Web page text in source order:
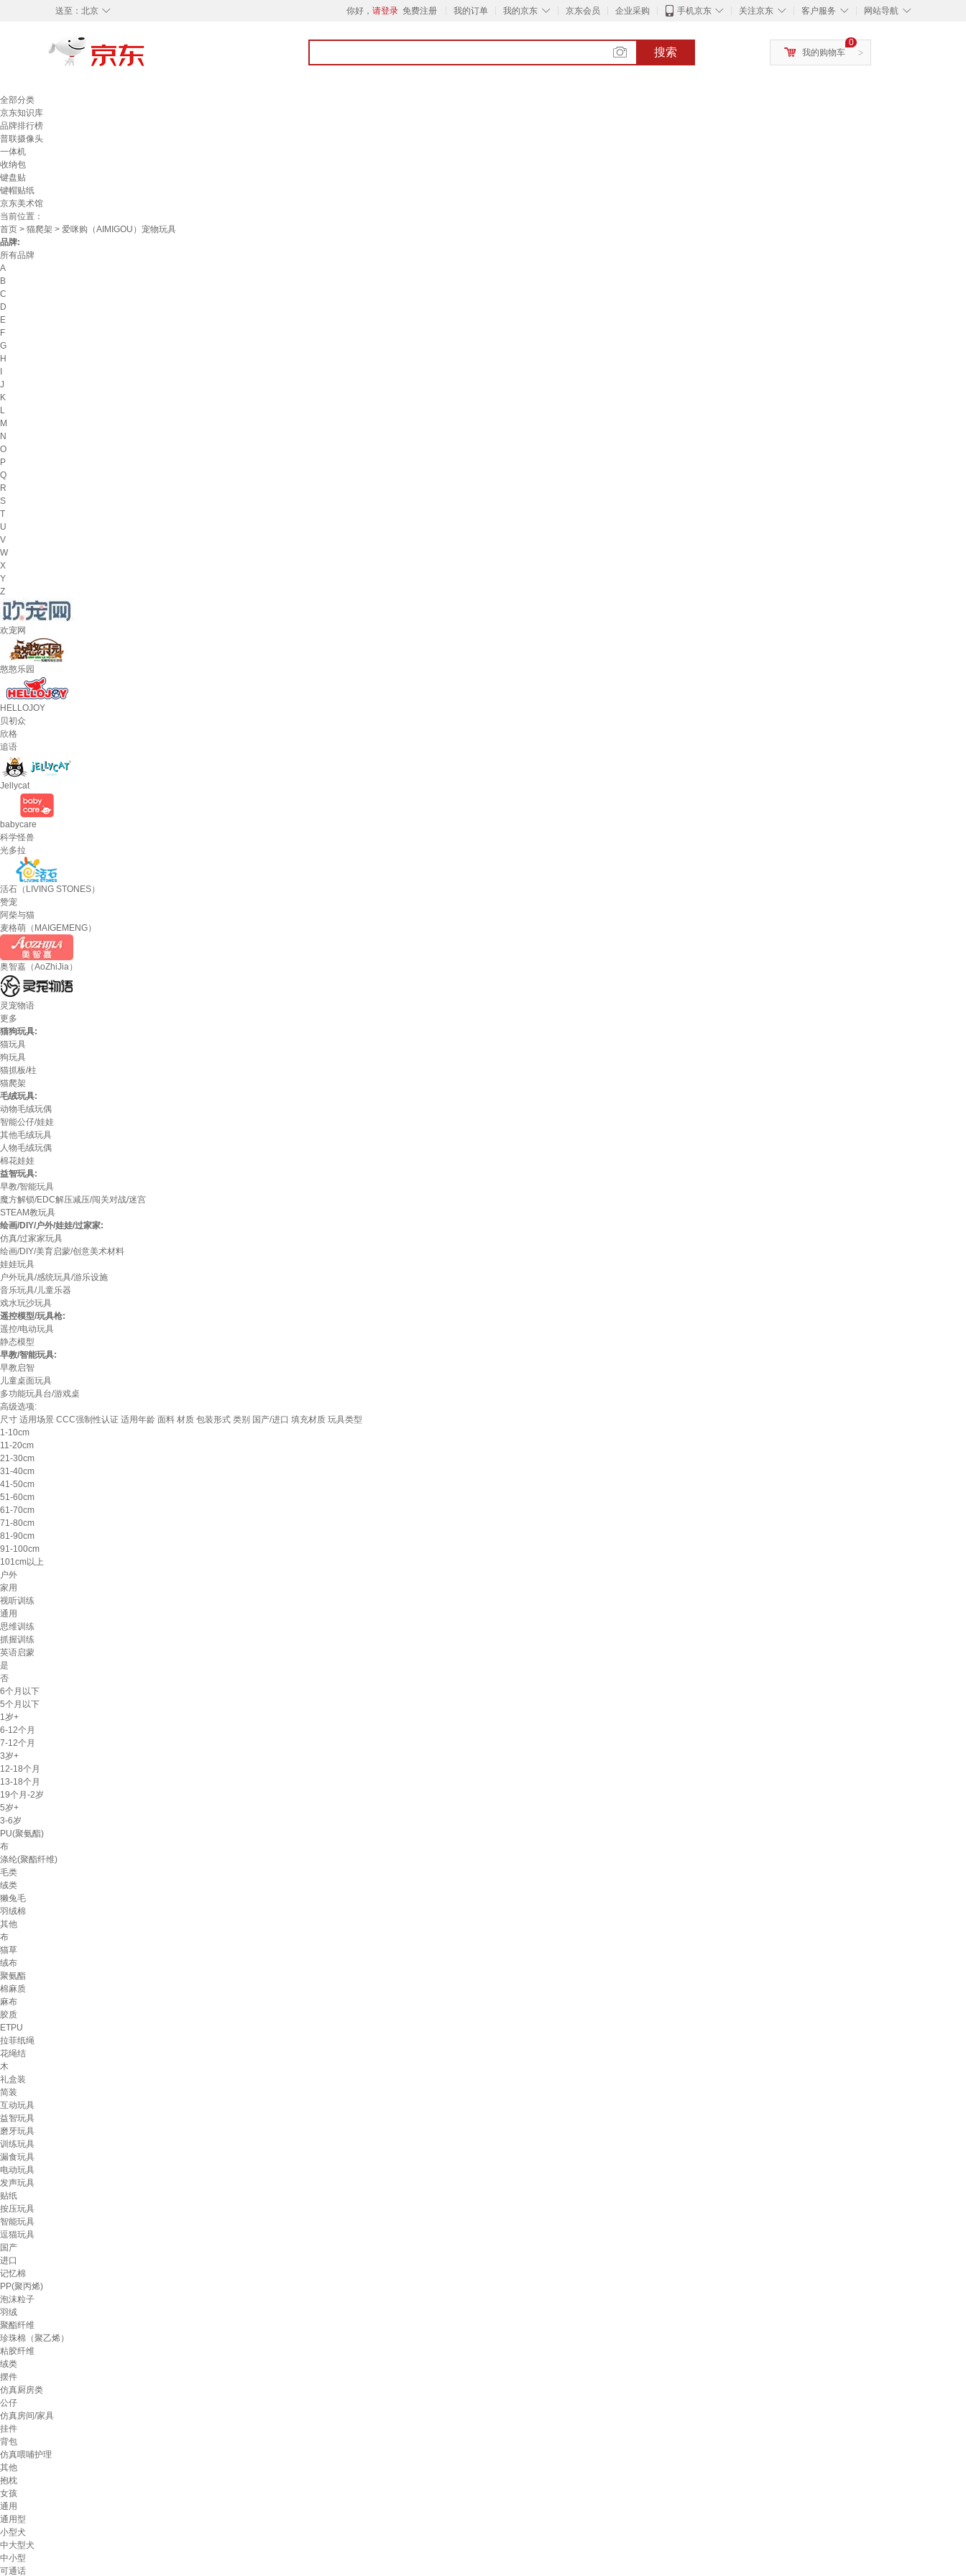
◇
送至： 北京 你好， 请登录 免费注册 我的订单 ◇
我的京东 京东会员 企业采购 ◇
手机京东 ◇
关注京东 ◇
客户服务 ◇
网站导航
搜索 >
0
我的购物车
全部分类
京东知识库
品牌排行榜
普联摄像头
一体机
收纳包
键盘贴
键帽贴纸
京东美术馆
当前位置：
首页 > 猫爬架 > 爱咪购（AIMIGOU）宠物玩具
品牌:
所有品牌
A
B
C
D
E
F
G
H
J
K
L
M
N
O
P
Q
R
S
T
U
V
W
X
Y
Z
欢宠网
憨憨乐园
HELLOJOY
贝初众
欣格
追语
Jellycat
babycare
科学怪兽
光多拉
活石（LIVING STONES）
赞宠
阿柴与猫
麦格萌（MAIGEMENG）
奥智嘉（AoZhiJia）
灵宠物语
更多
猫狗玩具:
猫玩具
狗玩具
猫抓板/柱
猫爬架
毛绒玩具:
动物毛绒玩偶
智能公仔/娃娃
其他毛绒玩具
人物毛绒玩偶
棉花娃娃
益智玩具:
早教/智能玩具
魔方解锁/EDC解压减压/闯关对战/迷宫
STEAM教玩具
绘画/DIY/户外/娃娃/过家家:
仿真/过家家玩具
绘画/DIY/美育启蒙/创意美术材料
娃娃玩具
户外玩具/感统玩具/游乐设施
音乐玩具/儿童乐器
戏水玩沙玩具
遥控模型/玩具枪:
遥控/电动玩具
静态模型
早教/智能玩具:
早教启智
儿童桌面玩具
多功能玩具台/游戏桌
高级选项:
尺寸 适用场景 CCC强制性认证 适用年龄 面料 材质 包装形式 类别 国产/进口 填充材质 玩具类型
1-10cm
11-20cm
21-30cm
31-40cm
41-50cm
51-60cm
61-70cm
71-80cm
81-90cm
91-100cm
101cm以上
户外
家用
视听训练
通用
思维训练
抓握训练
英语启蒙
是
否
6个月以下
5个月以下
1岁+
6-12个月
7-12个月
3岁+
12-18个月
13-18个月
19个月-2岁
5岁+
3-6岁
PU(聚氨酯)
布
涤纶(聚酯纤维)
毛类
绒类
獭兔毛
羽绒棉
其他
布
猫草
绒布
聚氨酯
棉麻质
麻布
胶质
ETPU
拉菲纸绳
花绳结
木
礼盒装
简装
互动玩具
益智玩具
磨牙玩具
训练玩具
漏食玩具
电动玩具
发声玩具
贴纸
按压玩具
智能玩具
逗猫玩具
国产
进口
记忆棉
PP(聚丙烯)
泡沫粒子
羽绒
聚酯纤维
珍珠棉（聚乙烯）
粘胶纤维
绒类
摆件
仿真厨房类
公仔
仿真房间/家具
挂件
背包
仿真喂哺护理
其他
抱枕
女孩
通用
通用型
小型犬
中大型犬
中小型
可通话